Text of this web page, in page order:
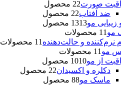
صورت 22 محصول
ضد آفتاب 22 محصول
مو
1313 محصول
مو
1 1 محصولات
نرم‌کننده و حالت‌دهنده
1 1 محصولات
مو
1 1 محصولات
از مو
1010 محصول
دکلره و اکسیدان 22 محصول
ماسک مو 88 محصول